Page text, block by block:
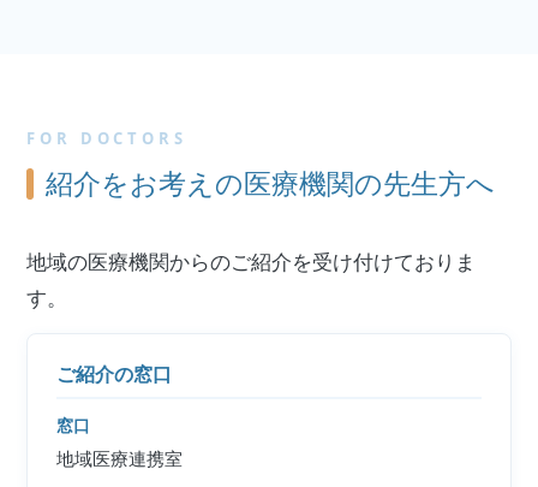
FOR DOCTORS
紹介をお考えの医療機関の先生方へ
地域の医療機関からのご紹介を受け付けておりま
す。
ご紹介の窓口
窓口
地域医療連携室